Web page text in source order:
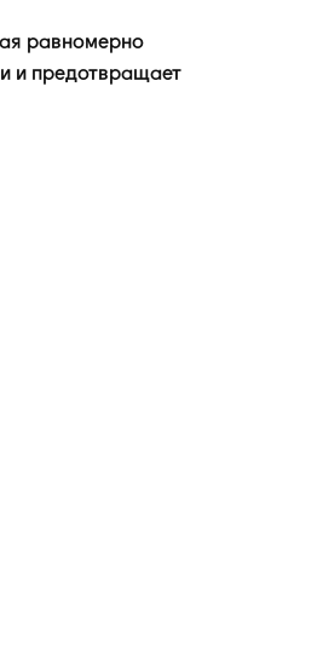
равномерно
и предотвращает